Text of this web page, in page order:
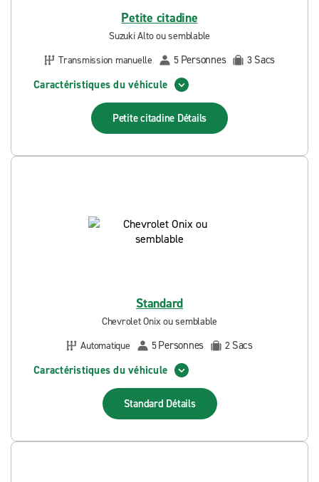
Petite citadine
Suzuki Alto ou semblable
Transmission manuelle
5 Personnes 3 Sacs
Caractéristiques du véhicule
Petite citadine Détails
Standard
Chevrolet Onix ou semblable
Automatique
5Personnes 2 Sacs
Caractéristiques du véhicule
Standard Détails